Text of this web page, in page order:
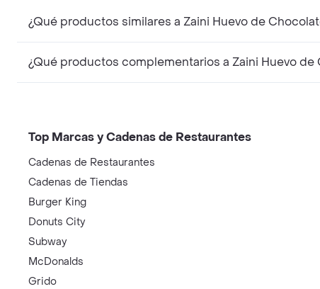
¿Qué productos similares a Zaini Huevo de
¿Qué productos complementarios a Zaini Huevo
Top Marcas y Cadenas de Restaurantes
Cadenas de Restaurantes
Cadenas de Tiendas
Burger King
Donuts City
Subway
McDonalds
Grido